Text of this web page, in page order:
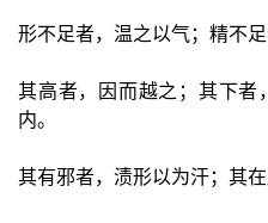
形不足者，温之以气；精不足
其高者，因而越之；其下
内。
其有邪者，渍形以为汗；其